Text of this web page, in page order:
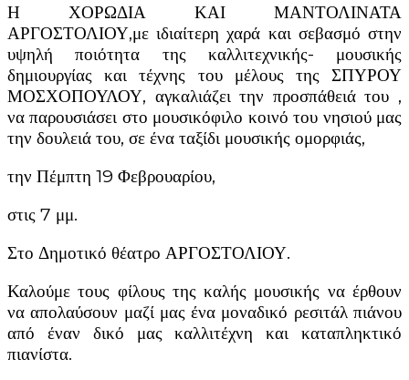
Η ΧΟΡΩΔΙΑ ΚΑΙ ΜΑΝΤΟΛΙΝΑΤΑ
ΑΡΓΟΣΤΟΛΙΟΥ,με ιδιαίτερη χαρά και σεβασμό στην
υψηλή ποιότητα της καλλιτεχνικής- μουσικής
δημιουργίας και τέχνης του μέλους της ΣΠΥΡΟΥ
ΜΟΣΧΟΠΟΥΛΟΥ, αγκαλιάζει την προσπάθειά του ,
να παρουσιάσει στο μουσικόφιλο κοινό του νησιού μας
την δουλειά του, σε ένα ταξίδι μουσικής ομορφιάς,
την Πέμπτη 19 Φεβρουαρίου,
στις 7 μμ.
Στο Δημοτικό θέατρο ΑΡΓΟΣΤΟΛΙΟΥ.
Καλούμε τους φίλους της καλής μουσικής να έρθουν
να απολαύσουν μαζί μας ένα μοναδικό ρεσιτάλ πιάνου
από έναν δικό μας καλλιτέχνη και καταπληκτικό
πιανίστα.